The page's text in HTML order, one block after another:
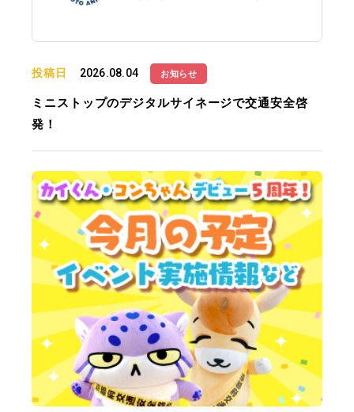
投稿日 2026.08.04 お知らせ
ミニストップのデジタルサイネージで交通安全啓
発！